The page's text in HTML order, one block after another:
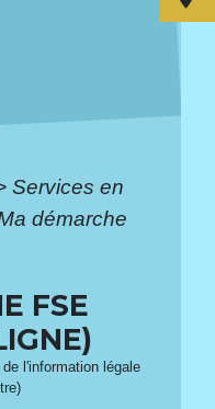
Services en
démarche
FSE
l'information légale